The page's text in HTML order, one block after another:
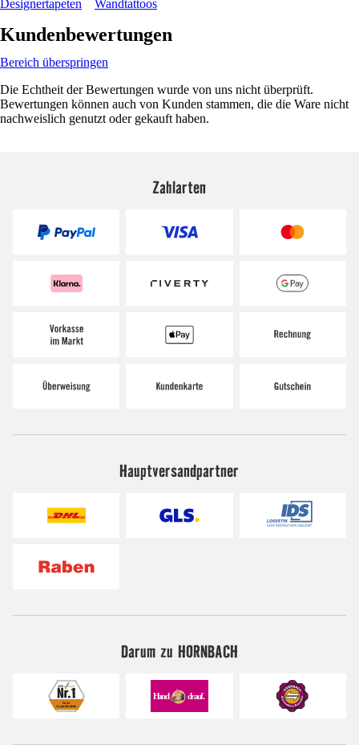
Designertapeten Wandtattoos
Kundenbewertungen
Bereich überspringen
Die Echtheit der Bewertungen wurde von uns nicht überprüft.
Bewertungen können auch von Kunden stammen, die die Ware nicht
nachweislich genutzt oder gekauft haben.
Zahlarten
Hauptversandpartner
Darum zu HORNBACH